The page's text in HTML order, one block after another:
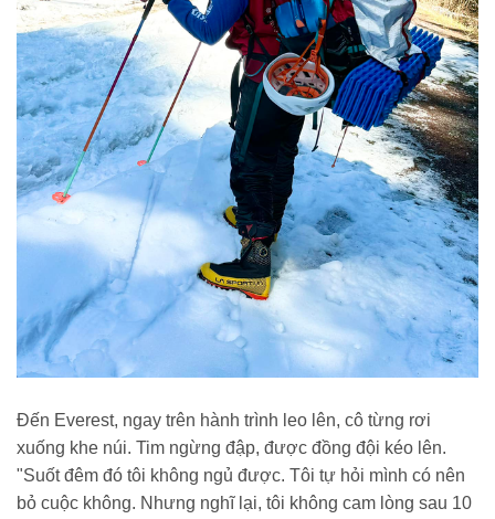
Đến Everest, ngay trên hành trình leo lên, cô từng rơi
xuống khe núi. Tim ngừng đập, được đồng đội kéo lên.
"Suốt đêm đó tôi không ngủ được. Tôi tự hỏi mình có nên
bỏ cuộc không. Nhưng nghĩ lại, tôi không cam lòng sau 10